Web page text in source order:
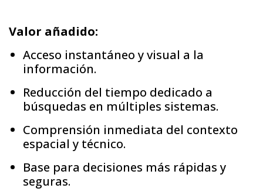
Valor añadido:
Acceso instantáneo y visual a la
información.
Reducción del tiempo dedicado a
búsquedas en múltiples sistemas.
Comprensión inmediata del contexto
espacial y técnico.
Base para decisiones más rápidas y
seguras.